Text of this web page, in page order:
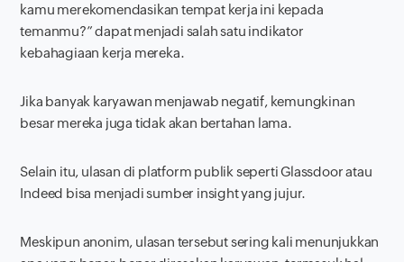
kamu merekomendasikan tempat kerja ini kepada
temanmu?” dapat menjadi salah satu indikator
kebahagiaan kerja mereka.
Jika banyak karyawan menjawab negatif, kemungkinan
besar mereka juga tidak akan bertahan lama.
Selain itu, ulasan di platform publik seperti Glassdoor atau
Indeed bisa menjadi sumber insightyang jujur.
Meskipun anonim, ulasan tersebut sering kali menunjukkan